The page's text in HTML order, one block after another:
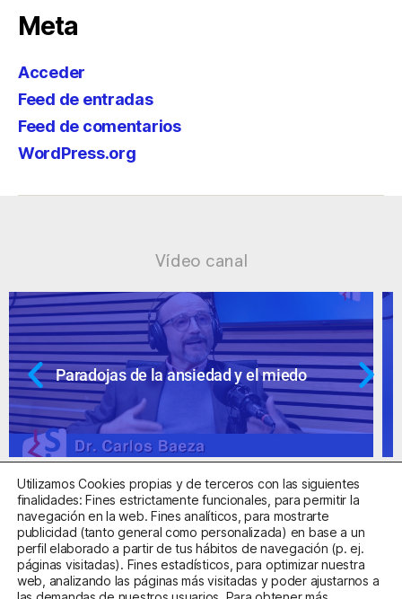
Meta
Acceder
Feed de entradas
Feed de comentarios
WordPress.org
Vídeo canal
Ansiedad: supuestos cuestionables
Centro Sanitario Autorizado con el código E08737002
Utilizamos Cookies propias y de terceros con las siguientes
finalidades: Fines estrictamente funcionales, para permitir la
navegación en la web. Fines analíticos, para mostrarte
publicidad (tanto general como personalizada) en base a un
perfil elaborado a partir de tus hábitos de navegación (p. ej.
páginas visitadas). Fines estadísticos, para optimizar nuestra
web, analizando las páginas más visitadas y poder ajustarnos a